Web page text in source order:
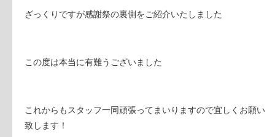
ざっくりですが感謝祭の裏側をご紹介いたしました
この度は本当に有難うございました
これからもスタッフ一同頑張ってまいりますので宜しくお願い
致します！